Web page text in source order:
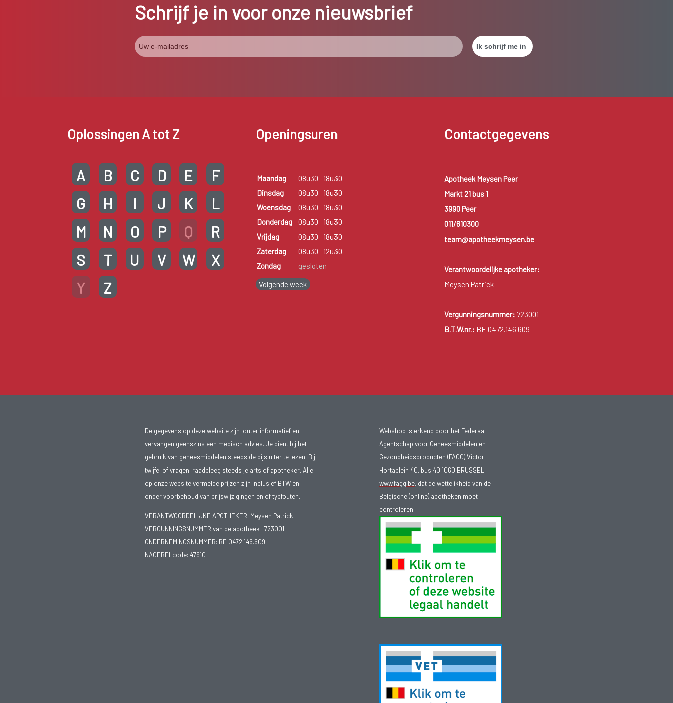
Schrijf je in voor onze nieuwsbrief
Oplossingen A tot Z
A B C D E
F
G
H I J K
L
M
N O P Q
R
S
T U V W
X
Y
Z
Openingsuren
Maandag 08u30
18u30
Dinsdag
08u30
18u30
Woensdag
08u30
18u30
Donderdag
08u30
18u30
Vrijdag
08u30
18u30
Zaterdag
08u30
12u30
Zondag
gesloten
Volgende week
Contactgegevens
Apotheek Meysen Peer
Markt 21 bus 1
3990 Peer
011/610300
team@apotheekmeysen.be
Verantwoordelijke apotheker:
Meysen Patrick
Vergunningsnummer: 723001
B.T.W.nr.: BE 0472.146.609
De gegevens op deze website zijn louter informatief en
vervangen geenszins een medisch advies. Je dient bij het
gebruik van geneesmiddelen steeds de bijsluiter te lezen. Bij
twijfel of vragen, raadpleeg steeds je arts of apotheker. Alle
op onze website vermelde prijzen zijn inclusief BTW en
onder voorbehoud van prijswijzigingen en of typfouten.
VERANTWOORDELIJKE APOTHEKER: Meysen Patrick
VERGUNNINGSNUMMER van de apotheek : 723001
ONDERNEMINGSNUMMER: BE 0472.146.609
NACEBELcode: 47910
Webshop is erkend door het Federaal
Agentschap voor Geneesmiddelen en
Gezondheidsproducten (FAGG) Victor
Hortaplein 40, bus 40 1060 BRUSSEL,
www.fagg.be, dat de wettelikheid van de
Belgische (online) apotheken moet
controleren.